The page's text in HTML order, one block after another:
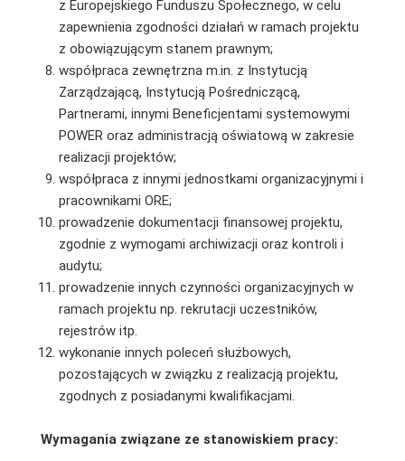
z Europejskiego Funduszu Społecznego, w celu
zapewnienia zgodności działań w ramach projektu
z obowiązującym stanem prawnym;
współpraca zewnętrzna m.in. z Instytucją
Zarządzającą, Instytucją Pośredniczącą,
Partnerami, innymi Beneficjentami systemowymi
POWER oraz administracją oświatową w zakresie
realizacji projektów;
współpraca z innymi jednostkami organizacyjnymi i
pracownikami ORE;
prowadzenie dokumentacji finansowej projektu,
zgodnie z wymogami archiwizacji oraz kontroli i
audytu;
prowadzenie innych czynności organizacyjnych w
ramach projektu np. rekrutacji uczestników,
rejestrów itp.
wykonanie innych poleceń służbowych,
pozostających w związku z realizacją projektu,
zgodnych z posiadanymi kwalifikacjami.
Wymagania związane ze stanowiskiem pracy: